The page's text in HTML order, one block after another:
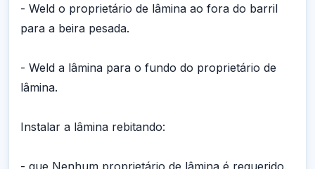
- Weld o proprietário de lâmina ao fora do barril
para a beira pesada.
- Weld a lâmina para o fundo do proprietário de
lâmina.
Instalar a lâmina rebitando:
- que Nenhum proprietário de lâmina é requerido.